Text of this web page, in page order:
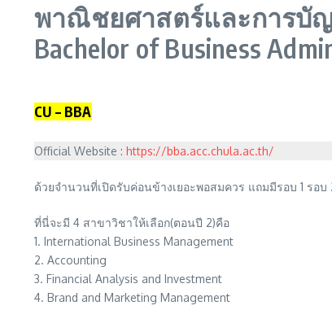
พาณิชยศาสตร์และการบั
Bachelor of Business
CU – BBA
Official Website : https://bba.acc.chula.ac.th/
ด้วยจำนวนที่เปิดรับค่อนข้างเยอะพอสมควร แถมมีรอบ 1 รอ
ที่นี่จะมี 4 สาขาวิชาให้เลือก(ตอนปี 2)คือ
1. International Business Management
2. Accounting
3. Financial Analysis and Investment
4. Brand and Marketing Management